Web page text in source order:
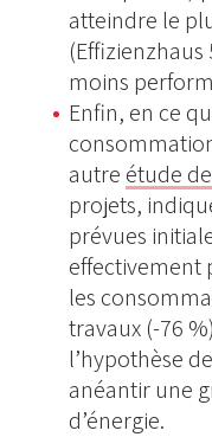
atteindre le
moins
Enfin, en ce
autre étude
projets,
prévues
effectivement
les
travaux (-76
l’hypothèse
anéantir une
d’énergie.